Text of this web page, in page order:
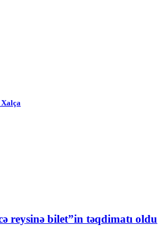
Xalça
reysinə bilet”in təqdimatı oldu